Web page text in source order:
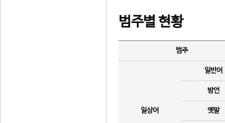
범주별 현황
범주
일상어
일반어
방언
옛말